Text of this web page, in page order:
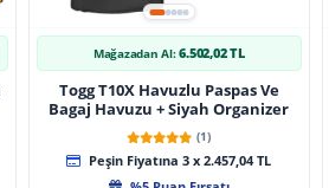
Mağazadan Al: 6.502,02 TL
Togg T10X Havuzlu Paspas Ve
Bagaj Havuzu + Siyah Organizer
(1)
Peşin Fiyatına 3 x 2.457,04 TL